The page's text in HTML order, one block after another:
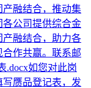
融结合，推动集
各公司提供综合金
融结合，助力各
作共赢。联系邮
.docx如您对此岗
赝品登记表，发